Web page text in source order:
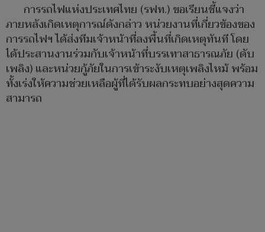
การรถไฟแห่งประเทศไทย (รฟท.) ขอเรียนชี้แจงว่า
ภายหลังเกิดเหตุการณ์ดังกล่าว หน่วยงานที่เกี่ยวข้องของ
การรถไฟฯ ได้ส่งทีมเจ้าหน้าที่ลงพื้นที่เกิดเหตุทันที โดย
ได้ประสานงานร่วมกับเจ้าหน้าที่บรรเทาสาธารณภัย (ดับ
เพลิง) และหน่วยกู้ภัยในการเข้าระงับเหตุเพลิงไหม้ พร้อม
ทั้งเร่งให้ความช่วยเหลือผู้ที่ได้รับผลกระทบอย่างสุดความ
สามารถ